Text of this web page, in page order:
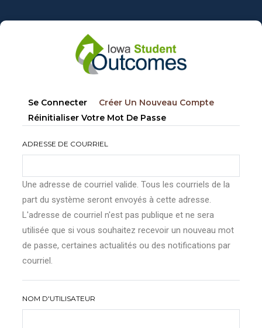
au
Onglets
principaux
Se Connecter Créer Un Nouveau Compte
Réinitialiser Votre Mot De Passe
ADRESSE DE COURRIEL
Une adresse de courriel valide. Tous les courriels de la
part du système seront envoyés à cette adresse.
L'adresse de courriel n'est pas publique et ne sera
utilisée que si vous souhaitez recevoir un nouveau mot
de passe, certaines actualités ou des notifications par
courriel.
NOM D'UTILISATEUR